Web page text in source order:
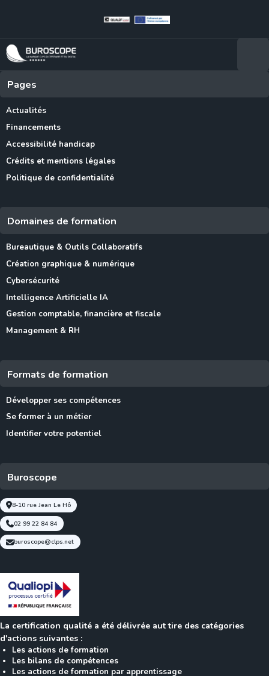
Pages
Actualités
Financements
Accessibilité handicap
Crédits et mentions légales
Politique de confidentialité
Domaines de formation
Bureautique & Outils Collaboratifs
Création graphique & numérique
Cybersécurité
Intelligence Artificielle IA
Gestion comptable, financière et fiscale
Management & RH
Formats de formation
Développer ses compétences
Se former à un métier
Identifier votre potentiel
Buroscope
8-10 rue Jean Le Hô
02 99 22 84 84
buroscope@clps.net
La certification qualité a été délivrée aut tire des catégories
d'actions suivantes :
Les actions de formation
Les bilans de compétences
Les actions de formation par apprentissage